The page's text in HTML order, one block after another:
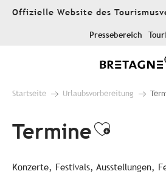
AllerOffizielle Website des
Pressebereich
Startseite Urlaubsvorbereitung
Termine
Konzerte, Festivals, Ausstellungen,